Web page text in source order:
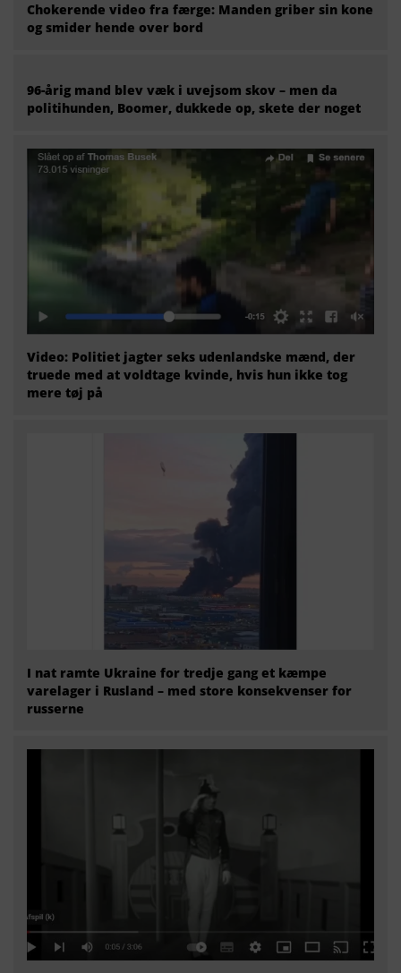
Chokerende video fra færge: Manden griber sin kone
og smider hende over bord
96-årig mand blev væk i uvejsom skov – men da
politihunden, Boomer, dukkede op, skete der noget
Video: Politiet jagter seks udenlandske mænd, der
truede med at voldtage kvinde, hvis hun ikke tog
mere tøj på
I nat ramte Ukraine for tredje gang et kæmpe
varelager i Rusland – med store konsekvenser for
russerne